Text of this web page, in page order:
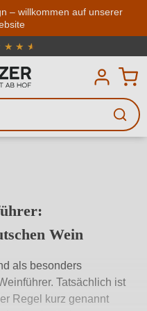
Hauptinhalt springen
– willkommen auf unserer
★ ★ ★
★
Bewertung von
Wein
als besonders
Tatsächlich ist
Regel kurz genannt
Wein
Geschmack,